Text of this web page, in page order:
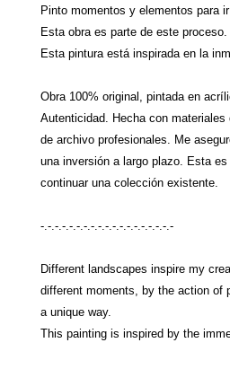
Pinto momentos y elementos para
Esta obra es parte de este proceso.
Esta pintura está inspirada en la
Obra 100% original, pintada en
Autenticidad. Hecha con
de archivo profesionales. Me
una inversión a largo plazo. Esta
continuar una colección existente.
-.-.-.-.-.-.-.-.-.-.-.-.-.-.-.-.-.-.-
Different landscapes inspire my
different moments, by the action of
a unique way.
This painting is inspired by the